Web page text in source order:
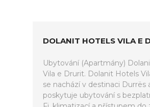
DOLANIT HOTELS VILA E
Ubytování (Apartmány)
Vila e Drurit. Dolanit Hotels
se nachází v destinaci Durrës
poskytuje ubytování s